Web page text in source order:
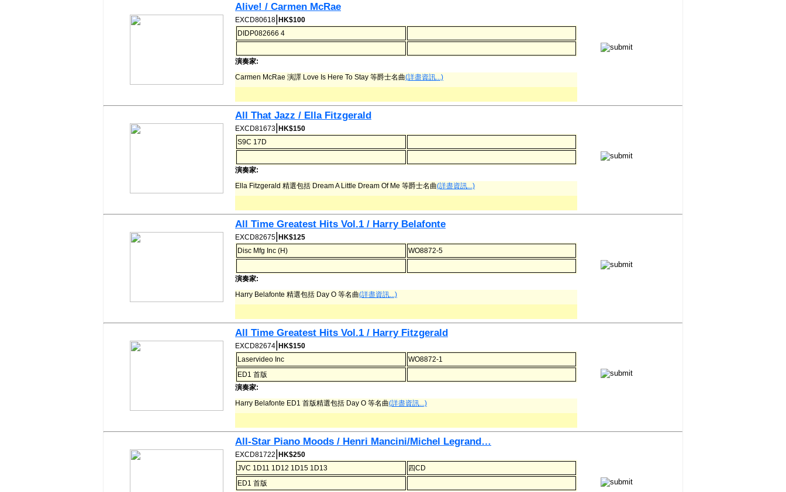
Alive! / Carmen McRae
EXCD80618|HK$100
DIDP082666 4
演奏家:
Carmen McRae 演譯 Love Is Here To Stay 等爵士名曲(詳盡資訊...)
All That Jazz / Ella Fitzgerald
EXCD81673|HK$150
S9C 17D
演奏家:
Ella Fitzgerald 精選包括 Dream A Little Dream Of Me 等爵士名曲(詳盡資訊...)
All Time Greatest Hits Vol.1 / Harry Belafonte
EXCD82675|HK$125
Disc Mfg Inc (H)
WO8872-5
演奏家:
Harry Belafonte 精選包括 Day O 等名曲(詳盡資訊...)
All Time Greatest Hits Vol.1 / Harry Fitzgerald
EXCD82674|HK$150
Laservideo Inc
WO8872-1
ED1 首版
演奏家:
Harry Belafonte ED1 首版精選包括 Day O 等名曲(詳盡資訊...)
All-Star Piano Moods / Henri Mancini/Michel Legrand…
EXCD81722|HK$250
JVC 1D11 1D12 1D15 1D13
四CD
ED1 首版